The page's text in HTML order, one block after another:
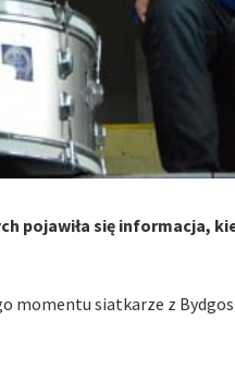
pojawiła się informacja,
momentu siatkarze z